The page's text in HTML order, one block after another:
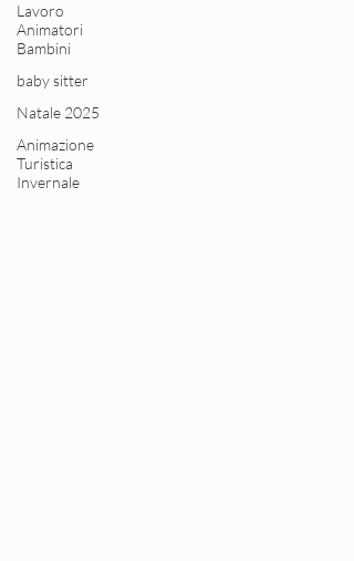
Lavoro
Animatori
Bambini
baby sitter
Natale 2025
Animazione
Turistica
Invernale